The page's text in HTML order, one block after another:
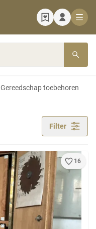
Gereedschap toebehoren
Filter
16